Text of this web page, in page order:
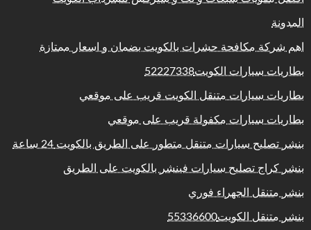
المدونة
اهم شركة مكافحة حشرات بالكويت بضمان و اسعار ممتازة
بطاريات سيارات الكويت52227338
بطاريات سيارات متنقل الكويت قريب على موقعي
بطاريات سيارات مكفولة قريب على موقعي
بنشر تصليح سيارات متنقل متطور على الطريق بالكويت 24 ساعة
بنشر كراج تصليح سيارات فينشر بالكويت على الطريق
بنشر متنقل الجهراء فوري
بنشر متنقل الكويت55336600